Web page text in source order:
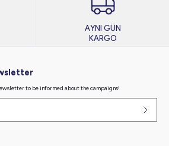
AYNI GÜN
KARGO
to be informed about the campaigns!